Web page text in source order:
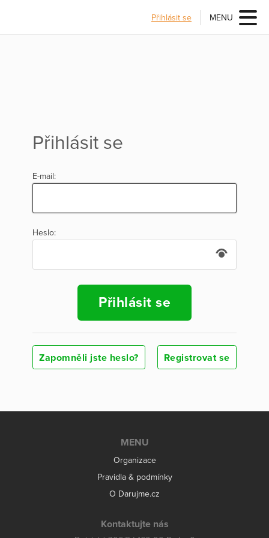
Přihlásit se MENU
Přihlásit se
E-mail:
Heslo:
Přihlásit se
Zapomněli jste heslo? Registrovat se
MENU
Organizace
Pravidla & podmínky
O Darujme.cz
Kontaktujte nás